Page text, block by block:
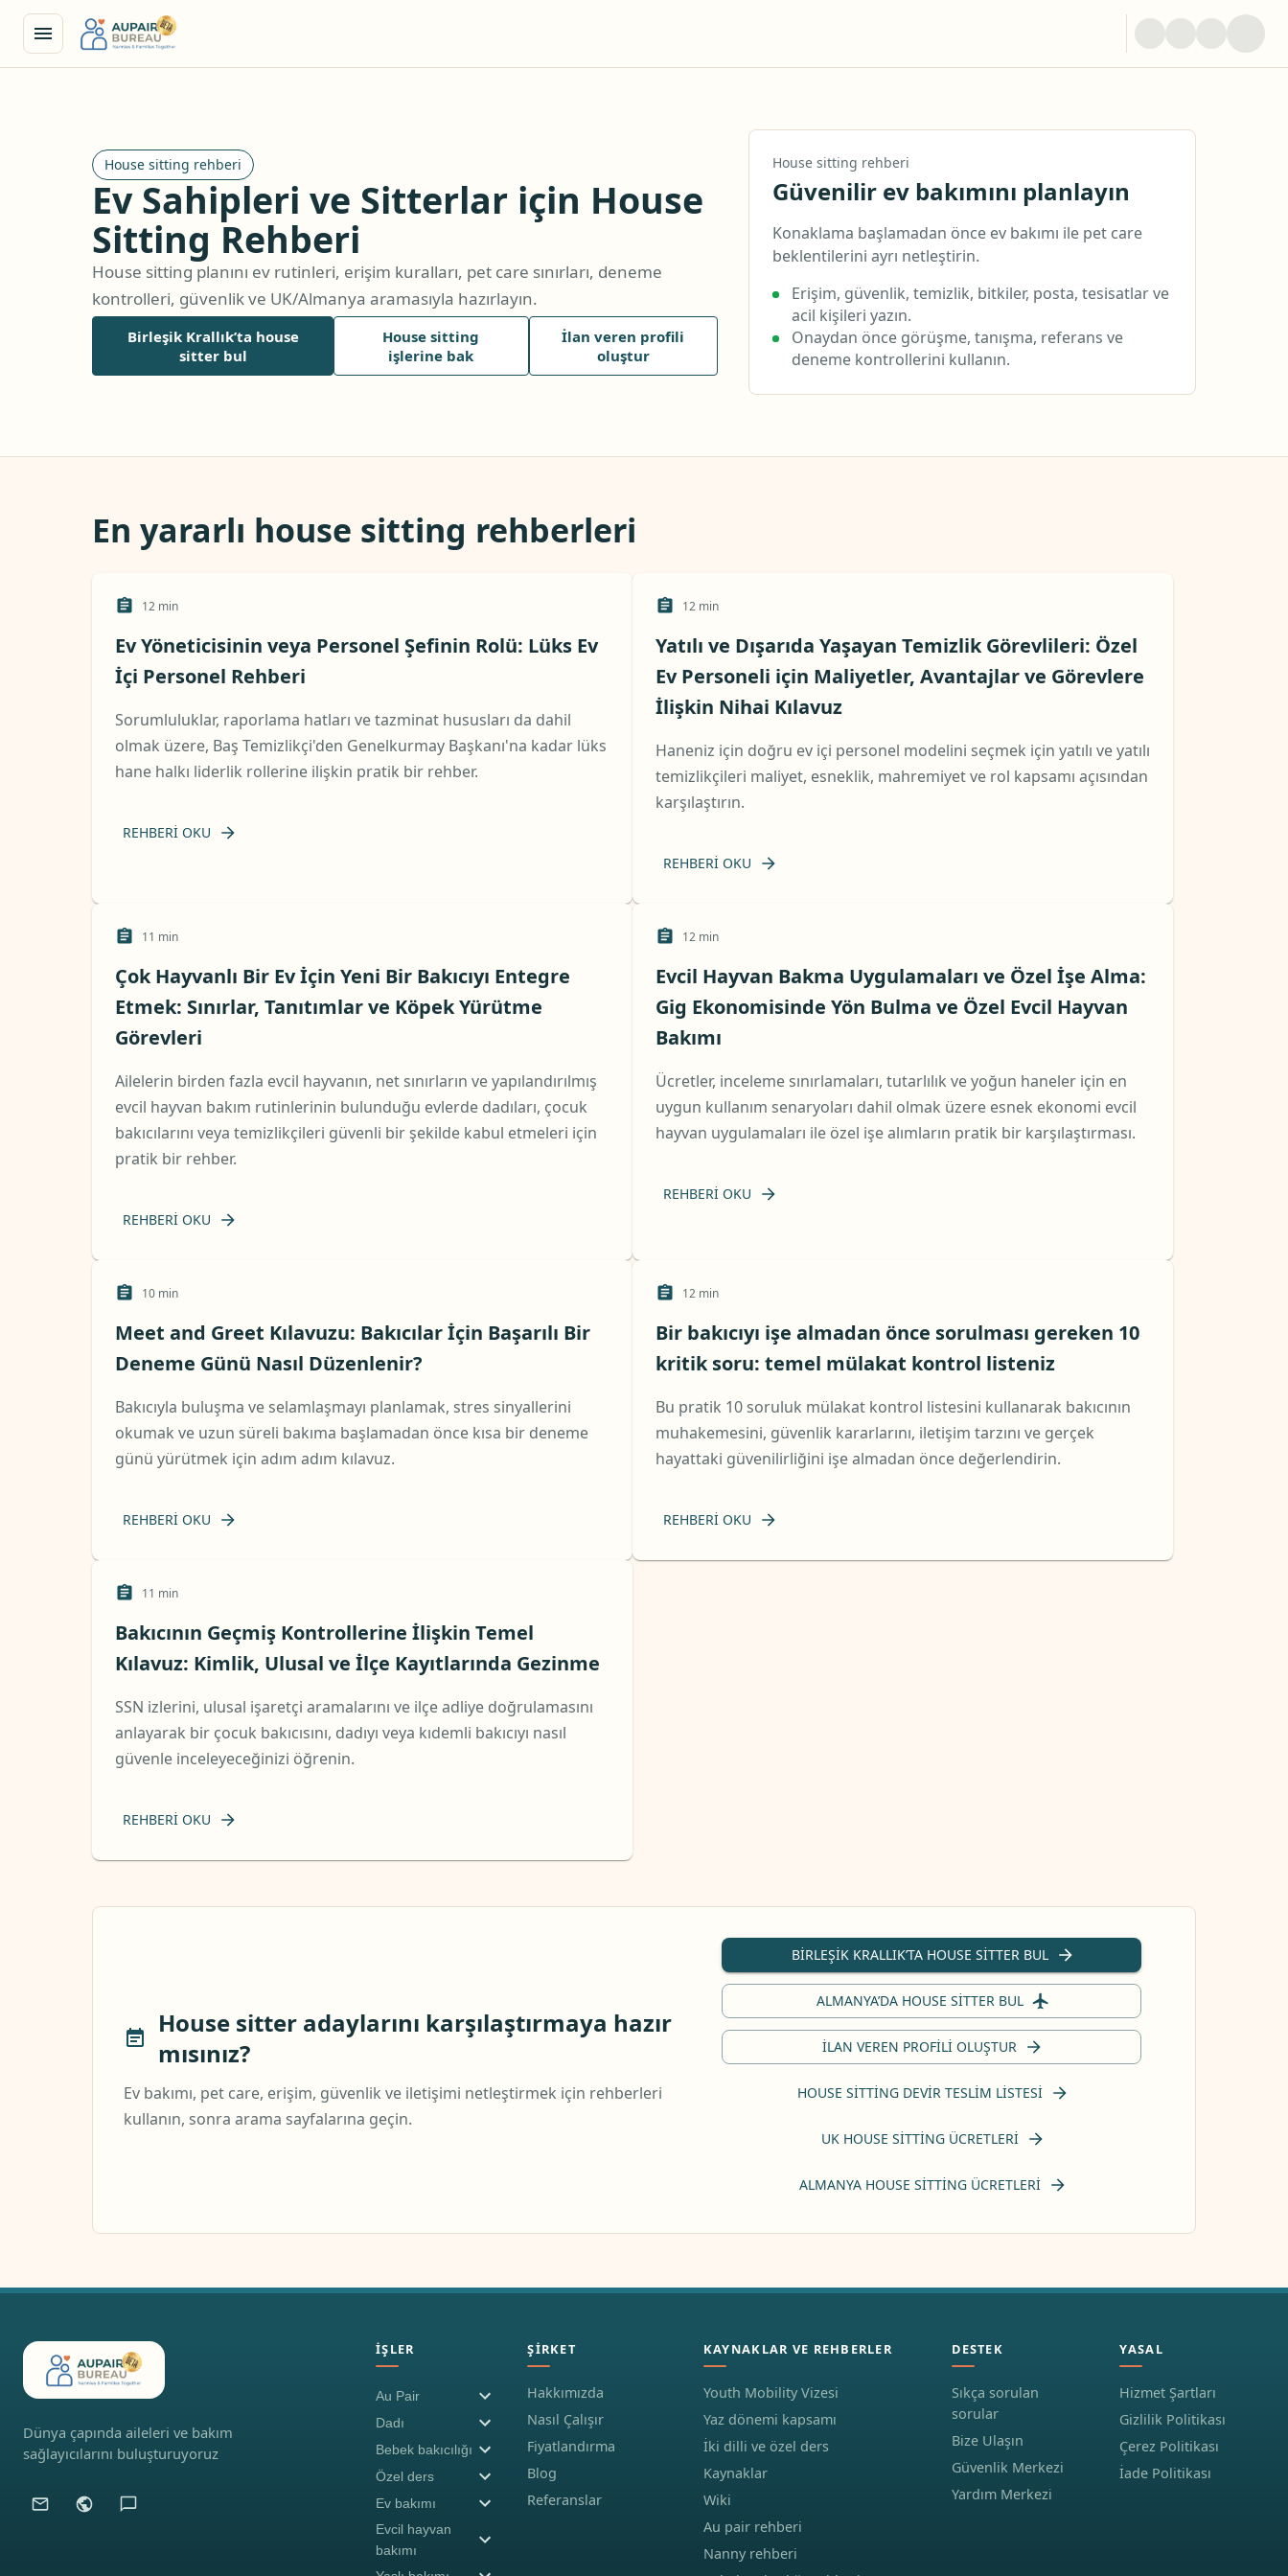
House sitting rehberi
Ev Sahipleri ve Sitterlar için House
Sitting Rehberi
House sitting planını ev rutinleri, erişim kuralları, pet care sınırları, deneme
kontrolleri, güvenlik ve UK/Almanya aramasıyla hazırlayın.
Birleşik Krallık’ta house
sitter bul
House sitting
işlerine bak
İlan veren profili
oluştur
House sitting rehberi
Güvenilir ev bakımını planlayın
Konaklama başlamadan önce ev bakımı ile pet care
beklentilerini ayrı netleştirin.
Erişim, güvenlik, temizlik, bitkiler, posta, tesisatlar ve
acil kişileri yazın.
Onaydan önce görüşme, tanışma, referans ve
deneme kontrollerini kullanın.
En yararlı house sitting rehberleri
12 min
Ev Yöneticisinin veya Personel Şefinin Rolü: Lüks Ev
İçi Personel Rehberi
Sorumluluklar, raporlama hatları ve tazminat hususları da dahil
olmak üzere, Baş Temizlikçi'den Genelkurmay Başkanı'na kadar lüks
hane halkı liderlik rollerine ilişkin pratik bir rehber.
REHBERI OKU
12 min
Yatılı ve Dışarıda Yaşayan Temizlik Görevlileri: Özel
Ev Personeli için Maliyetler, Avantajlar ve Görevlere
İlişkin Nihai Kılavuz
Haneniz için doğru ev içi personel modelini seçmek için yatılı ve yatılı
temizlikçileri maliyet, esneklik, mahremiyet ve rol kapsamı açısından
karşılaştırın.
REHBERI OKU
11 min
Çok Hayvanlı Bir Ev İçin Yeni Bir Bakıcıyı Entegre
Etmek: Sınırlar, Tanıtımlar ve Köpek Yürütme
Görevleri
Ailelerin birden fazla evcil hayvanın, net sınırların ve yapılandırılmış
evcil hayvan bakım rutinlerinin bulunduğu evlerde dadıları, çocuk
bakıcılarını veya temizlikçileri güvenli bir şekilde kabul etmeleri için
pratik bir rehber.
REHBERI OKU
12 min
Evcil Hayvan Bakma Uygulamaları ve Özel İşe Alma:
Gig Ekonomisinde Yön Bulma ve Özel Evcil Hayvan
Bakımı
Ücretler, inceleme sınırlamaları, tutarlılık ve yoğun haneler için en
uygun kullanım senaryoları dahil olmak üzere esnek ekonomi evcil
hayvan uygulamaları ile özel işe alımların pratik bir karşılaştırması.
REHBERI OKU
10 min
Meet and Greet Kılavuzu: Bakıcılar İçin Başarılı Bir
Deneme Günü Nasıl Düzenlenir?
Bakıcıyla buluşma ve selamlaşmayı planlamak, stres sinyallerini
okumak ve uzun süreli bakıma başlamadan önce kısa bir deneme
günü yürütmek için adım adım kılavuz.
REHBERI OKU
12 min
Bir bakıcıyı işe almadan önce sorulması gereken 10
kritik soru: temel mülakat kontrol listeniz
Bu pratik 10 soruluk mülakat kontrol listesini kullanarak bakıcının
muhakemesini, güvenlik kararlarını, iletişim tarzını ve gerçek
hayattaki güvenilirliğini işe almadan önce değerlendirin.
REHBERI OKU
11 min
Bakıcının Geçmiş Kontrollerine İlişkin Temel
Kılavuz: Kimlik, Ulusal ve İlçe Kayıtlarında Gezinme
SSN izlerini, ulusal işaretçi aramalarını ve ilçe adliye doğrulamasını
anlayarak bir çocuk bakıcısını, dadıyı veya kıdemli bakıcıyı nasıl
güvenle inceleyeceğinizi öğrenin.
REHBERI OKU
House sitter adaylarını karşılaştırmaya hazır
mısınız?
Ev bakımı, pet care, erişim, güvenlik ve iletişimi netleştirmek için rehberleri
kullanın, sonra arama sayfalarına geçin.
BIRLEŞIK KRALLIK’TA HOUSE SITTER BUL
ALMANYA’DA HOUSE SITTER BUL
İLAN VEREN PROFILI OLUŞTUR
HOUSE SITTING DEVIR TESLIM LISTESI
UK HOUSE SITTING ÜCRETLERI
ALMANYA HOUSE SITTING ÜCRETLERI
Dünya çapında aileleri ve bakım
sağlayıcılarını buluşturuyoruz
İŞLER
Au Pair
Dadı
Bebek bakıcılığı
Özel ders
Ev bakımı
Evcil hayvan
bakımı
ŞIRKET
Hakkımızda
Nasıl Çalışır
Fiyatlandırma
Blog
Referanslar
KAYNAKLAR VE REHBERLER
Youth Mobility Vizesi
Yaz dönemi kapsamı
İki dilli ve özel ders
Kaynaklar
Wiki
Au pair rehberi
Nanny rehberi
DESTEK
Sıkça sorulan
sorular
Bize Ulaşın
Güvenlik Merkezi
Yardım Merkezi
YASAL
Hizmet Şartları
Gizlilik Politikası
Çerez Politikası
İade Politikası